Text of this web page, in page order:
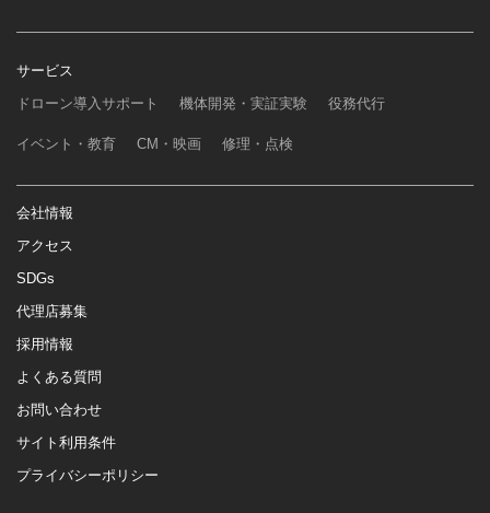
サービス
ドローン導入サポート
機体開発・実証実験 役務代行
イベント・教育 CM・映画 修理・点検
会社情報
アクセス
SDGs
代理店募集
採用情報
よくある質問
お問い合わせ
サイト利用条件
プライバシーポリシー